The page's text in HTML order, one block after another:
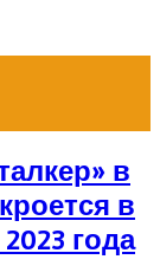
в
в
года